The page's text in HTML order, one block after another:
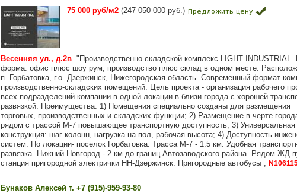
75 000 руб/м2(247 050 000 руб.)
Весенняя ул., д.2в. "Производственно-складской комплекс LIGHT INDUSTRIAL.
форма: офис плюс шоу рум, производство плюс склад в одном месте.
п. Горбатовка, г.о. Дзержинск, Нижегородская область. Современный формат
производственно-складских помещений. Цель проекта - организация рабочего
всех подразделений компании в одной локации в близи города с хорошей
развязкой. Преимущества: 1) Помещения специально созданы для размещения
торговых, производственных и складских функции; 2) Размещение в черте
рядом с трассой М-7 повышающее транспортную доступность; 3) Универсальная
конструкция: шаг колонн, нагрузка на пол, рабочая высота; 4) Доступность
систем. По локации- поселок Горбатовка. Трасса М-7 - 1.5 км. Удобная
развязка. Нижний Новгород - 2 км до границ Автозаводского района. Рядом ЖД
станция пригородной электрички НН-Дзержинск. Пригородные автобусы ,
Бунаков Алексей т. +7 (915)-959-93-80